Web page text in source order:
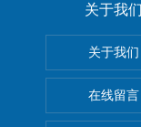
关于我们
关于我们
在线留言